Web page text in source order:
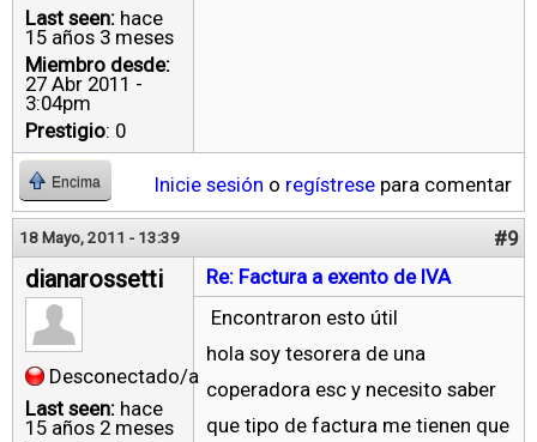
Last seen: hace
15 años 3 meses
Miembro desde:
27 Abr 2011 -
3:04pm
Prestigio: 0
Encima Inicie sesión o regístrese para comentar
18 Mayo, 2011 - 13:39 #9
dianarossetti
Desconectado/a
Last seen: hace
15 años 2 meses
Re: Factura a exento de IVA
Encontraron esto útil
hola soy tesorera de una
coperadora esc y necesito saber
que tipo de factura me tienen que